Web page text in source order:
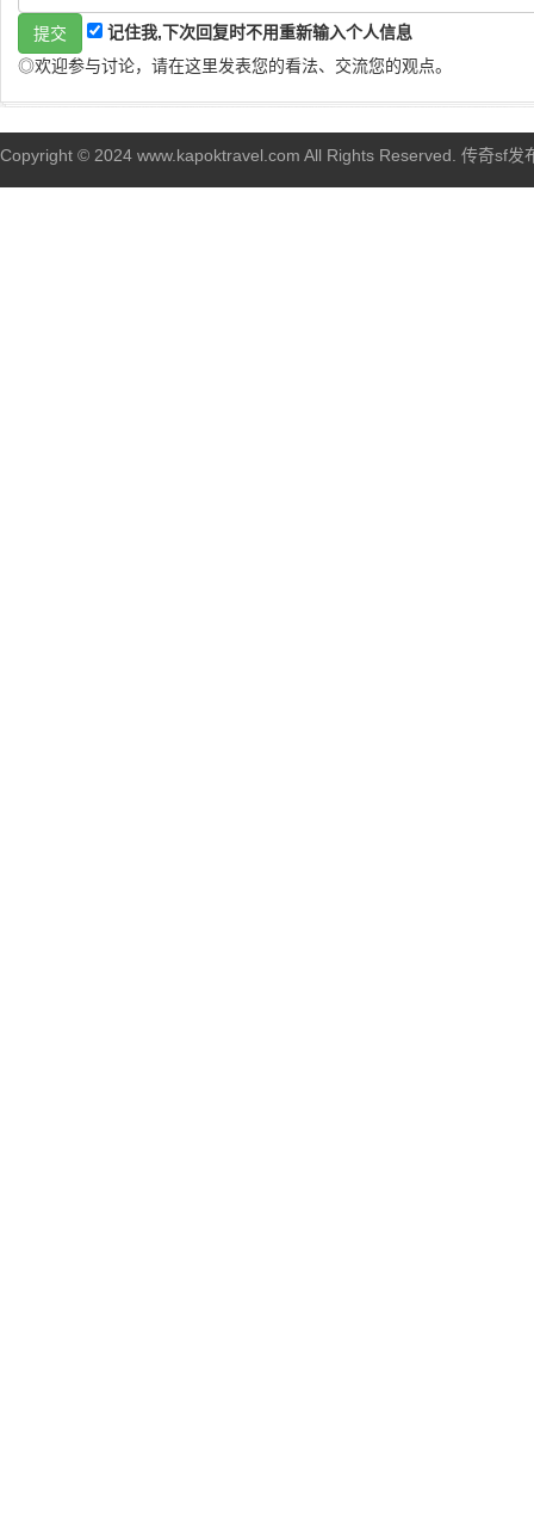
记住我,下次回复时不用重新输入个人信息
◎欢迎参与讨论，请在这里发表您的看法、交流您的观点。
Copyright © 2024 www.kapoktravel.com All Rights Reserved. 传奇sf发